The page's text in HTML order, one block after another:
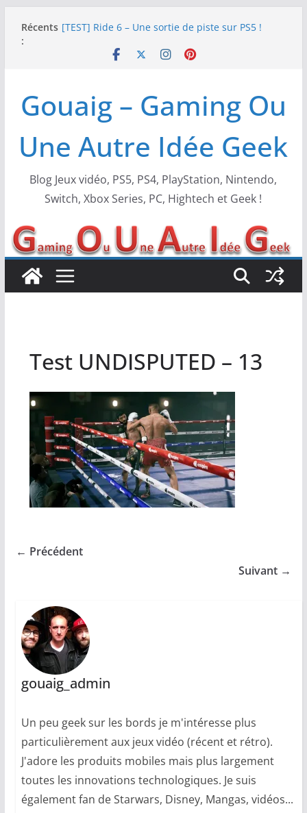
Récents
:
[TEST] Ride 6 – Une sortie de piste sur PS5 !
NEOGEO AES+ : La légende de l’arcade est de
SWITCH 2 : Nouveaux accessoires Turtle Beach X
Gouaig – Gaming Ou
Une Autre Idée Geek
Blog Jeux vidéo, PS5, PS4, PlayStation, Nintendo,
Switch, Xbox Series, PC, Hightech et Geek !
Test UNDISPUTED – 13
← Précédent
Suivant →
gouaig_admin
Un peu geek sur les bords je m'intéresse plus
particulièrement aux jeux vidéo (récent et rétro).
J'adore les produits mobiles mais plus largement
toutes les innovations technologiques. Je suis
également fan de Starwars, Disney, Mangas, vidéos...